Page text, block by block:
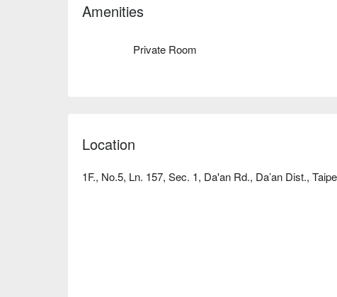
Amenities
Private Room
Location
1F., No.5, Ln. 157, Sec. 1, Da'an Rd., Da’an Dist.,